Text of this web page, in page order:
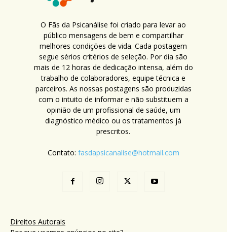
O Fãs da Psicanálise foi criado para levar ao
público mensagens de bem e compartilhar
melhores condições de vida. Cada postagem
segue sérios critérios de seleção. Por dia são
mais de 12 horas de dedicação intensa, além do
trabalho de colaboradores, equipe técnica e
parceiros. As nossas postagens são produzidas
com o intuito de informar e não substituem a
opinião de um profissional de saúde, um
diagnóstico médico ou os tratamentos já
prescritos.
Contato: fasdapsicanalise@hotmail.com
Direitos Autorais